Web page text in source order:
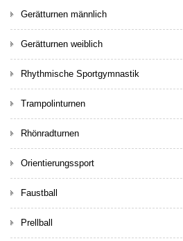
Gerätturnen männlich
Gerätturnen weiblich
Rhythmische Sportgymnastik
Trampolinturnen
Rhönradturnen
Orientierungssport
Faustball
Prellball